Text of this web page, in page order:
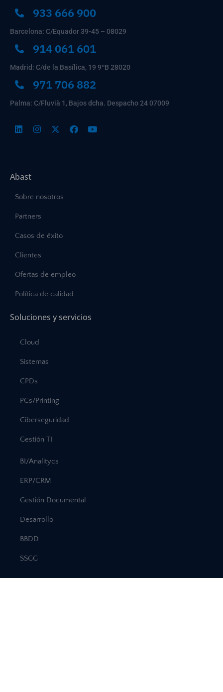
933 666 900
Barcelona: C/Equador 39-45 – 08029
914 061 601
Madrid: C/de la Basílica, 19 9ºB 28020
971 706 882
Palma: C/Fluvià 1, Bajos dcha. Despacho 24 07009
Abast
Sobre nosotros
Partners
Casos de éxito
Clientes
Ofertas de empleo
Política de calidad
Soluciones y servicios
Cloud
Sistemas
CPDs
PCs/Printing
Ciberseguridad
Gestión TI
BI/Analitycs
ERP/CRM
Gestión Documental
Desarrollo
BBDD
SSGG